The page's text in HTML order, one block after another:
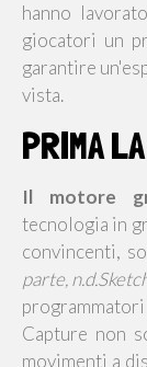
hanno
giocatori un
garantire
vista.
PRIMA
Il motore
tecnologia in
convincenti,
parte,
Capture non
movimenti a